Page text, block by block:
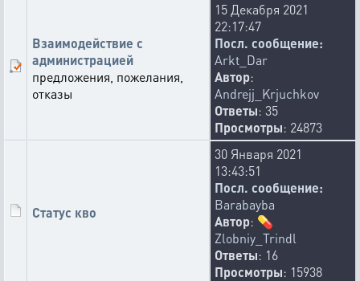
Взаимодействие с
администрацией
предложения, пожелания,
отказы
15 Декабря 2021
22:17:47
Посл. сообщение:
Arkt_Dar
Автор:
Andrejj_Krjuchkov
Ответы: 35
Просмотры: 24873
Статус кво
30 Января 2021
13:43:51
Посл. сообщение:
Barabayba
Автор: 💊
Zlobniy_Trindl
Ответы: 16
Просмотры: 15938